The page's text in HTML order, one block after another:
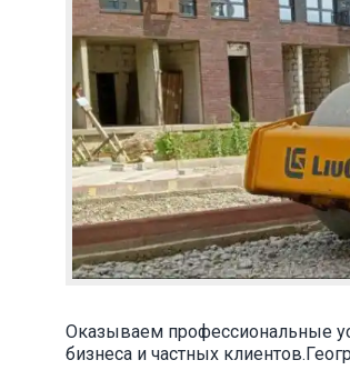
Оказываем профессиональные
бизнеса и частных